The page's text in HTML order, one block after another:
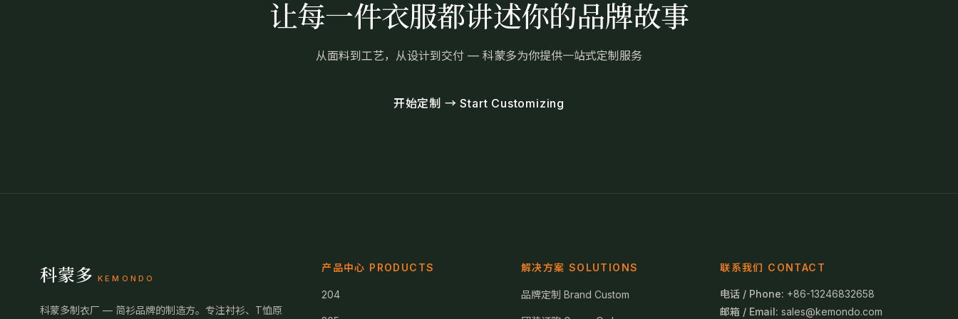
让每一件衣服都讲述你的品牌故事
从面料到工艺，从设计到交付 — 科蒙多为你提供一站式定制服务
开始定制 → Start Customizing
科蒙多 KEMONDO
科蒙多制衣厂 — 简衫品牌的制造方。专注衬衫、T恤原
产品中心 PRODUCTS
204
解决方案 SOLUTIONS
品牌定制 Brand Custom
联系我们 CONTACT
电话 / Phone: +86-13246832658
邮箱 / Email: sales@kemondo.com